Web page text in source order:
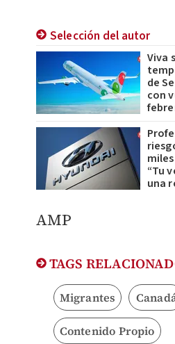
Selección del autor
Viva
de
con
“Tu
una
AMP
TAGS
Migrantes
Contenido Propio